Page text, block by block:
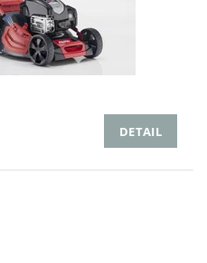
DETAIL